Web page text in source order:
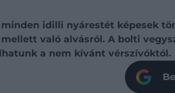
idilli nyárestét képesek
való alvásról. A bolti
a nem kívánt vérszívóktól.